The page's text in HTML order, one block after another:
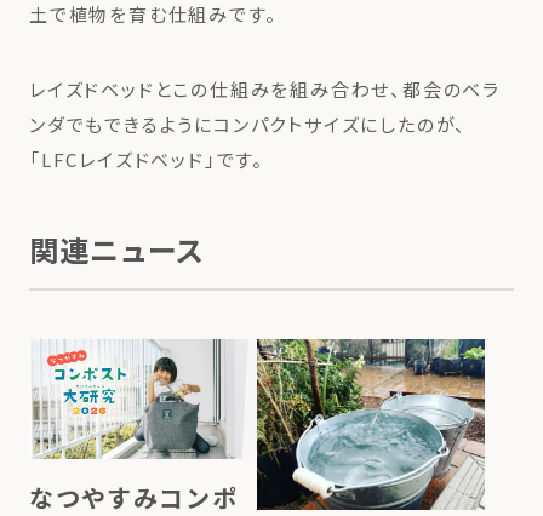
土で植物を育む仕組みです。
レイズドベッドとこの仕組みを組み合わせ、都会のベラ
ンダでもできるようにコンパクトサイズにしたのが、
「LFCレイズドベッド」です。
関連ニュース
なつやすみコンポ